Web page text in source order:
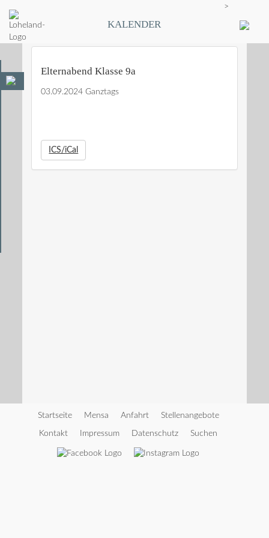
KALENDER
>
Elternabend Klasse 9a
03.09.2024 Ganztags
ICS/iCal
Startseite Mensa Anfahrt Stellenangebote
Kontakt Impressum Datenschutz Suchen